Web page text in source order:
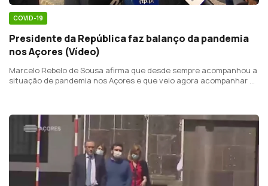
COVID-19
Presidente da República faz balanço da pandemia
nos Açores (Vídeo)
Marcelo Rebelo de Sousa afirma que desde sempre acompanhou a
situação de pandemia nos Açores e que veio agora acompanhar de